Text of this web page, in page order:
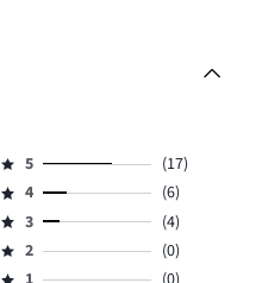
Hodnocení
5,
počet
hlasů
17.
5
(17)
Hodnocení
4,
počet
hlasů
4
(6)
Hodnocení
3,
3
(4)
Hodnocení
2
(0)